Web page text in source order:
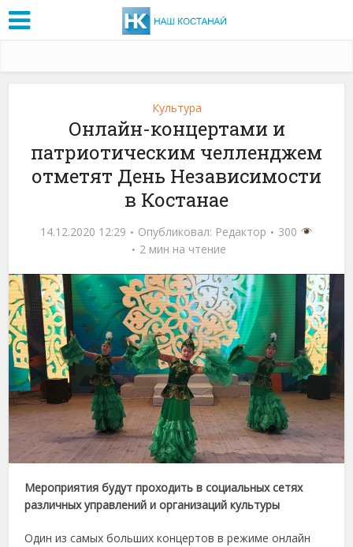
Культура
Онлайн-концертами и
патриотическим челленджем
отметят День Независимости
в Костанае
14.12.2020 12:29 Опубликовал: Редактор
300
2 мин на чтение
Мероприятия будут проходить в социальных сетях
различных управлений и организаций культуры
Один из самых больших концертов в режиме онлайн